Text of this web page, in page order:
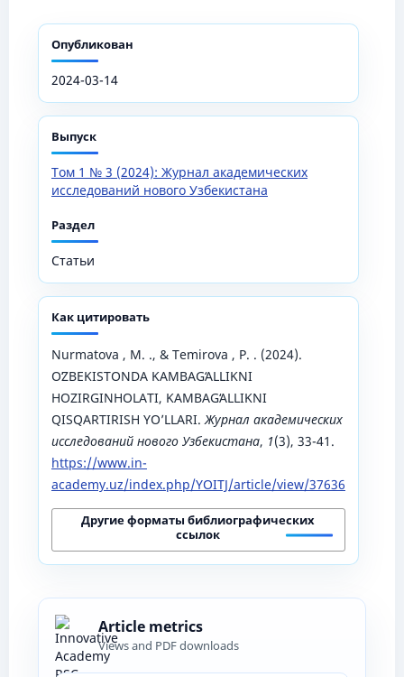
Опубликован
2024-03-14
Выпуск
Том 1 № 3 (2024): Журнал академических
исследований нового Узбекистана
Раздел
Статьи
Как цитировать
Nurmatova , M. ., & Temirova , P. . (2024).
OʻZBEKISTONDA KAMBAGʻALLIKNI
HOZIRGINHOLATI, KAMBAGʻALLIKNI
QISQARTIRISH YO’LLARI.Журнал академических
исследований нового Узбекистана, 1(3), 33-41.
https://www.in-
academy.uz/index.php/YOITJ/article/view/37636
Другие форматы библиографических
ссылок
Article metrics
Views and PDF downloads